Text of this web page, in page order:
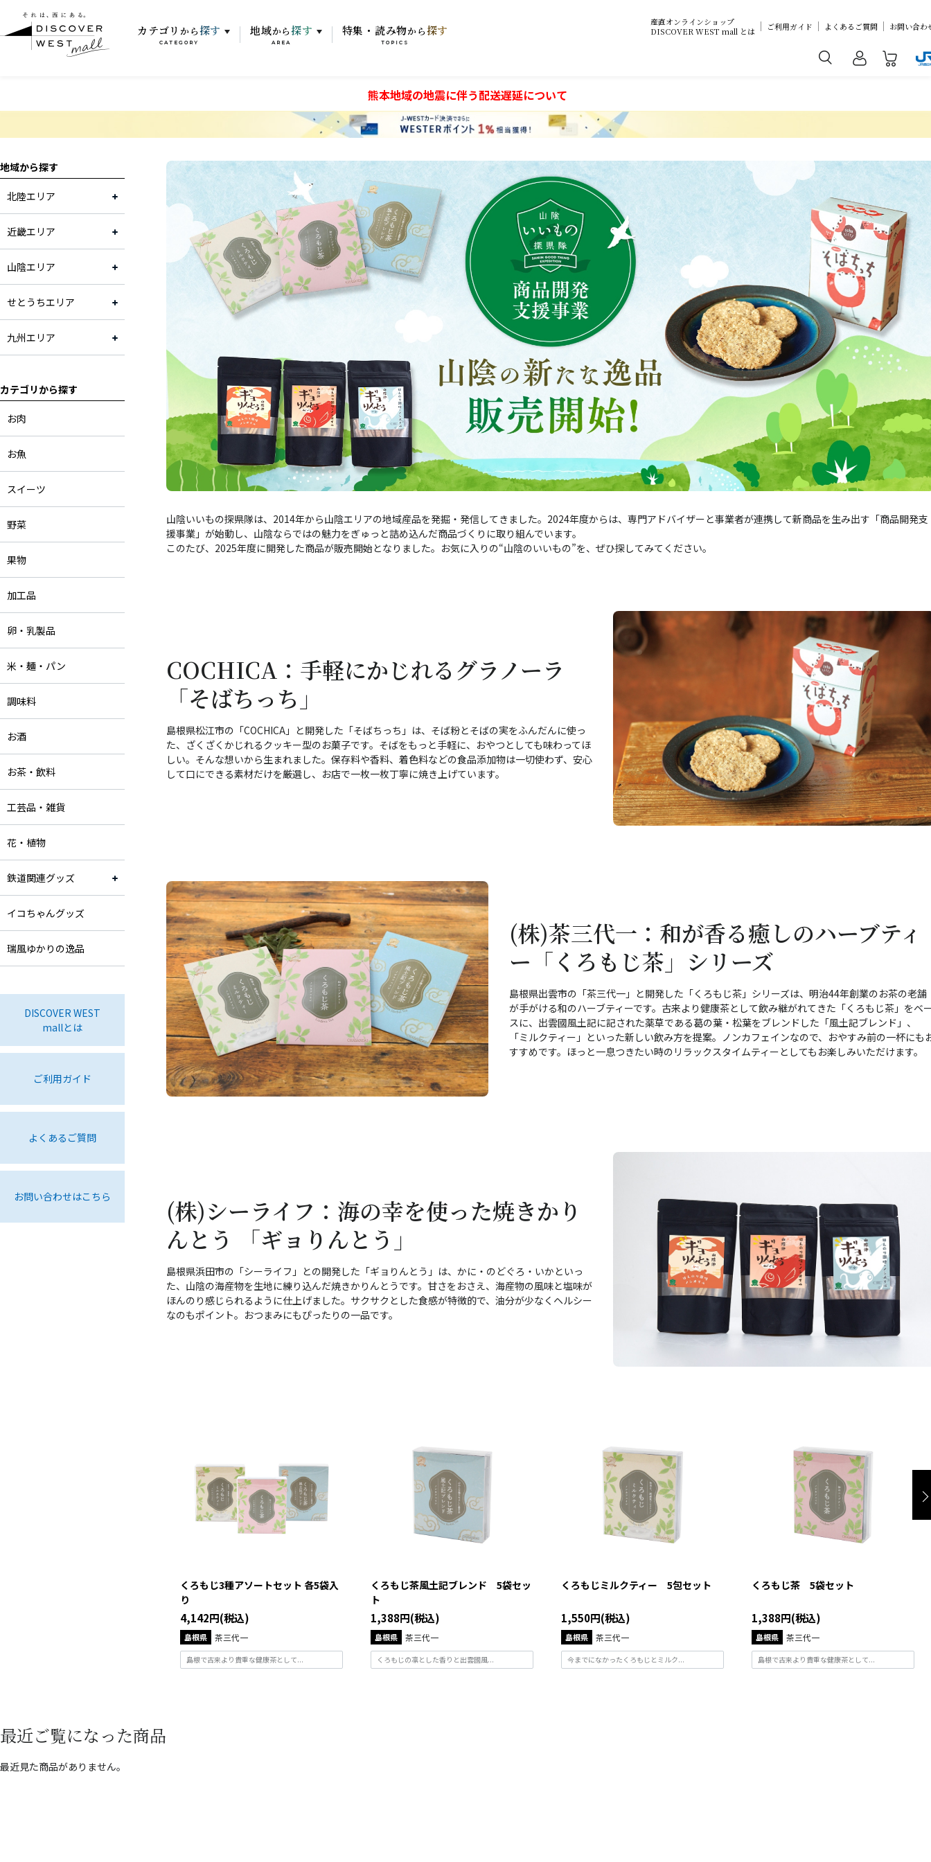
カテゴリ から 探す
CATEGORY
地域から 探す
AREA
特集・読み物から 探す
TOPICS
産直オンラインショップ
DISCOVER WEST mall とは
ご利用ガイド よくあるご質問 お問い合わ
熊本地域の地震に伴う配送遅延について
地域から探す
北陸エリア
近畿エリア
山陰エリア
せとうちエリア
九州エリア
カテゴリから探す
お肉
お魚
スイーツ
野菜
果物
加工品
卵・乳製品
米・麺・パン
調味料
お酒
お茶・飲料
工芸品・雑貨
花・植物
鉄道関連グッズ
イコちゃんグッズ
瑞風ゆかりの逸品
DISCOVER WEST
mallとは
ご利用ガイド
よくあるご質問
お問い合わせはこちら
山陰いいもの探県隊は、2014年から山陰エリアの地域産品を発掘・発信してきました。2024年度からは、専門アドバイザーと事業者が連携して新商品を生み出す「商品開発支
援事業」が始動し、山陰ならではの魅力をぎゅっと詰め込んだ商品づくりに取り組んでいます。
このたび、2025年度に開発した商品が販売開始となりました。お気に入りの“山陰のいいもの”を、ぜひ探してみてください。
COCHICA：手軽にかじれるグラノーラ
「そばちっち」
島根県松江市の「COCHICA」と開発した「そばちっち」は、そば粉とそばの実をふんだんに使っ
た、ざくざくかじれるクッキー型のお菓子です。そばをもっと手軽に、おやつとしても味わってほ
しい。そんな想いから生まれました。保存料や香料、着色料などの食品添加物は一切使わず、安心
して口にできる素材だけを厳選し、お店で一枚一枚丁寧に焼き上げています。
(株)茶三代一：和が香る癒しのハーブティ
ー「くろもじ茶」シリーズ
島根県出雲市の「茶三代一」と開発した「くろもじ茶」シリーズは、明治44年創業のお茶の老舗
が手がける和のハーブティーです。古来より健康茶として飲み継がれてきた「くろもじ茶」をベ
スに、出雲國風土記に記された薬草である葛の葉・松葉をブレンドした「風土記ブレンド」、
「ミルクティー」といった新しい飲み方を提案。ノンカフェインなので、おやすみ前の一杯にも
すすめです。ほっと一息つきたい時のリラックスタイムティーとしてもお楽しみいただけます。
(株)シーライフ：海の幸を使った焼きかり
んとう 「ギョりんとう」
島根県浜田市の「シーライフ」との開発した「ギョりんとう」は、かに・のどぐろ・いかといっ
た、山陰の海産物を生地に練り込んだ焼きかりんとうです。甘さをおさえ、海産物の風味と塩味が
ほんのり感じられるように仕上げました。サクサクとした食感が特徴的で、油分が少なくヘルシー
なのもポイント。おつまみにもぴったりの一品です。
くろもじ3種アソートセット 各5袋入
り
4,142円(税込)
島根県 茶三代一
島根で古来より貴重な健康茶として...
くろもじ茶風土記ブレンド 5袋セッ
ト
1,388円(税込)
島根県 茶三代一
くろもじの凛とした香りと出雲國風...
くろもじミルクティー 5包セット
1,550円(税込)
島根県 茶三代一
今までになかったくろもじとミルク...
くろもじ茶 5袋セット
1,388円(税込)
島根県 茶三代一
島根で古来より貴重な健康茶として...
最近ご覧になった商品
最近見た商品がありません。